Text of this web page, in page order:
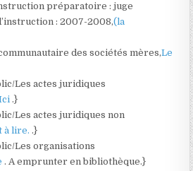
préparatoire : juge
: 2007-2008,(la
des sociétés mères,Le
Les actes juridiques
.}
Les actes juridiques non
à lire..}
Les organisations
. A emprunter en bibliothèque.}